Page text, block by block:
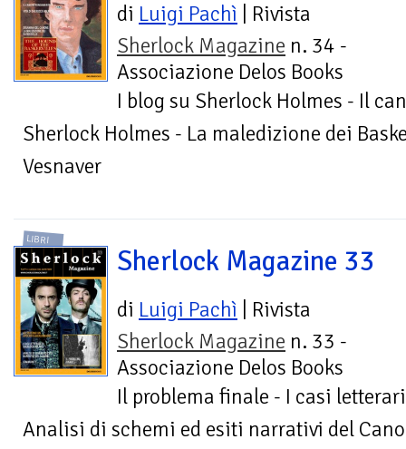
di Luigi Pachì | Rivista
Sherlock Magazine n. 34 -
Associazione Delos Books
I blog su Sherlock Holmes - Il
Sherlock Holmes - La maledizione dei
Vesnaver
LIBRI
Sherlock Magazine 33
di Luigi Pachì | Rivista
Sherlock Magazine n. 33 -
Associazione Delos Books
Il problema finale - I casi
Analisi di schemi ed esiti narrativi del